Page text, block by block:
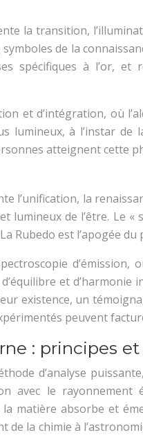
la transition,
de la
spécifiques à l’or,
et d’intégration, où
lumineux, à l’instar
atteignent cette
l’unification, la
lumineux de l’être. Le
Rubedo est l’apogée
et
existence, un
peuvent
: principes
d’analyse
avec le
matière absorbe et
de la chimie à